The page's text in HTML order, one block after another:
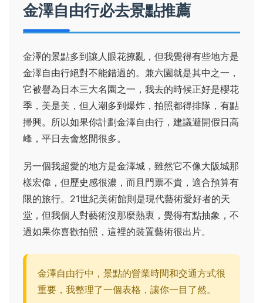
金澤自由行必去景點推薦
金澤的景點多到讓人眼花撩亂，但我覺得有些地方是
金澤自由行絕對不能錯過的。兼六園就是其中之一，
它被譽為日本三大名園之一，我去的時候正好是櫻花
季，美是美，但人潮多到爆炸，拍照都得排隊，有點
掃興。所以如果你計劃金澤自由行，建議避開假日高
峰，平日去會悠閒很多。
另一個我超愛的地方是金澤城，雖然它不像大阪城那
樣宏偉，但歷史感很濃，而且門票不貴，適合預算有
限的旅行。21世紀美術館則是現代藝術愛好者的天
堂，但我個人對藝術沒那麼熱衷，覺得有點抽象，不
過如果你喜歡拍照，這裡的裝置藝術很出片。
金澤自由行中，景點的營業時間和交通方式很
重要，我整理了一個表格，讓你一目了然。